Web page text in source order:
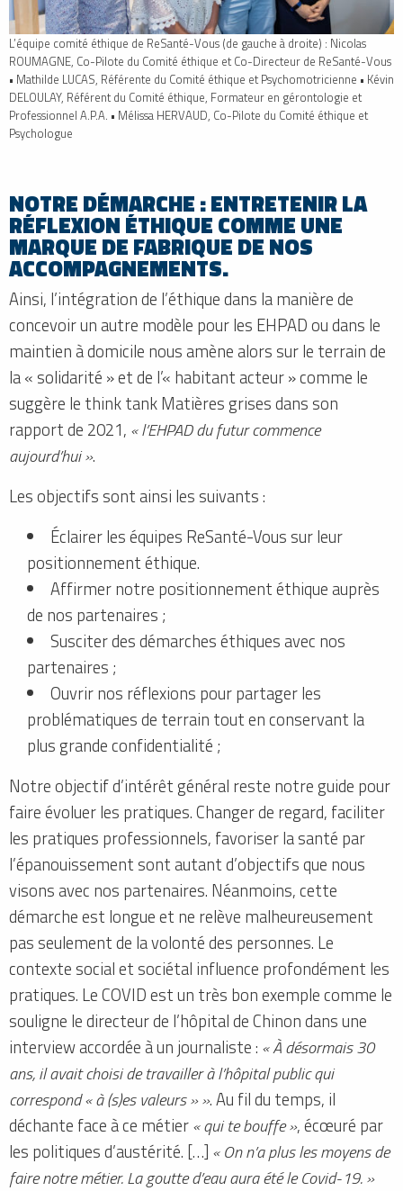
L’équipe comité éthique de ReSanté-Vous (de gauche à droite) : Nicolas
ROUMAGNE, Co-Pilote du Comité éthique et Co-Directeur de ReSanté-Vous
• Mathilde LUCAS, Référente du Comité éthique et Psychomotricienne • Kévin
DELOULAY, Référent du Comité éthique, Formateur en gérontologie et
Professionnel A.P.A. • Mélissa HERVAUD, Co-Pilote du Comité éthique et
Psychologue
NOTRE DÉMARCHE : ENTRETENIR LA
RÉFLEXION ÉTHIQUE COMME UNE
MARQUE DE FABRIQUE DE NOS
ACCOMPAGNEMENTS.
Ainsi, l’intégration de l’éthique dans la manière de
concevoir un autre modèle pour les EHPAD ou dans le
maintien à domicile nous amène alors sur le terrain de
la « solidarité » et de l’« habitant acteur » comme le
suggère le think tank Matières grises dans son
rapport de 2021, « l’EHPAD du futur commence
aujourd’hui ».
Les objectifs sont ainsi les suivants :
Éclairer les équipes ReSanté-Vous sur leur
positionnement éthique.
Affirmer notre positionnement éthique auprès
de nos partenaires ;
Susciter des démarches éthiques avec nos
partenaires ;
Ouvrir nos réflexions pour partager les
problématiques de terrain tout en conservant la
plus grande confidentialité ;
Notre objectif d’intérêt général reste notre guide pour
faire évoluer les pratiques. Changer de regard, faciliter
les pratiques professionnels, favoriser la santé par
l’épanouissement sont autant d’objectifs que nous
visons avec nos partenaires. Néanmoins, cette
démarche est longue et ne relève malheureusement
pas seulement de la volonté des personnes. Le
contexte social et sociétal influence profondément les
pratiques. Le COVID est un très bon exemple comme le
souligne le directeur de l’hôpital de Chinon dans une
interview accordée à un journaliste : « À désormais 30
ans, il avait choisi de travailler à l’hôpital public qui
correspond « à (s)es valeurs » ». Au fil du temps, il
déchante face à ce métier« qui te bouffe », écœuré par
les politiques d’austérité. […] « On n’a plus les moyens de
faire notre métier. La goutte d’eau aura été le Covid-19. »